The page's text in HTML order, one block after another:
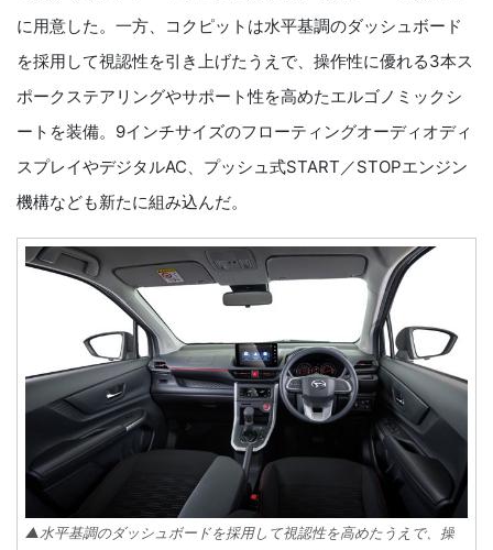
に用意した。一方、コクピットは水平基調のダッシュボード
を採用して視認性を引き上げたうえで、操作性に優れる3本ス
ポークステアリングやサポート性を高めたエルゴノミックシ
ートを装備。9インチサイズのフローティングオーディオディ
スプレイやデジタルAC、プッシュ式START／STOPエンジン
機構なども新たに組み込んだ。
▲水平基調のダッシュボードを採用して視認性を高めたうえで、操